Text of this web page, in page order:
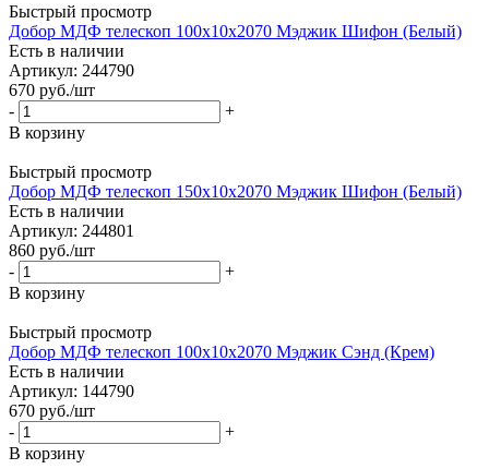
Быстрый просмотр
Добор МДФ телескоп 100х10х2070 Мэджик Шифон (Белый)
Есть в наличии
Артикул: 244790
670 руб./шт
-
+
В корзину
Быстрый просмотр
Добор МДФ телескоп 150х10х2070 Мэджик Шифон (Белый)
Есть в наличии
Артикул: 244801
860 руб./шт
-
+
В корзину
Быстрый просмотр
Добор МДФ телескоп 100х10х2070 Мэджик Сэнд (Крем)
Есть в наличии
Артикул: 144790
670 руб./шт
-
+
В корзину